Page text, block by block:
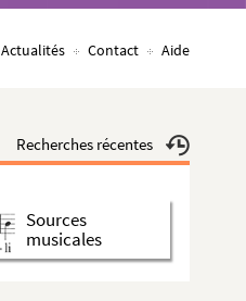
Actualités Contact Aide
Recherches récentes
Sources
musicales